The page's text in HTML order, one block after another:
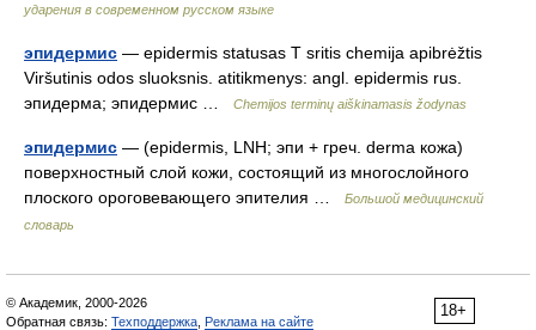
ударения в современном русском языке
эпидермис — epidermis statusas T sritis chemija apibrėžtis
Viršutinis odos sluoksnis. atitikmenys: angl. epidermis rus.
эпидерма; эпидермис …
Chemijos terminų aiškinamasis žodynas
эпидермис — (epidermis, LNH; эпи + греч. derma кожа)
поверхностный слой кожи, состоящий из многослойного
плоского ороговевающего эпителия …
Большой медицинский
словарь
18+
© Академик, 2000-2026
Обратная связь: Техподдержка Реклама на сайте